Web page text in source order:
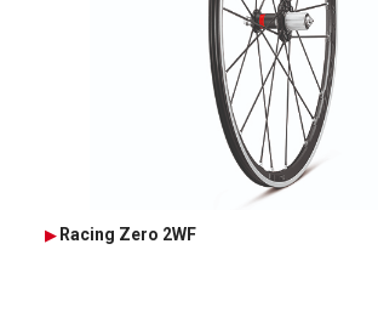
Racing Zero 2WF